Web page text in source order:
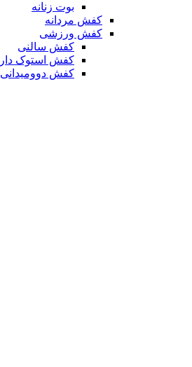
بوت زنانه
کفش مردانه
کفش ورزشی
کفش سالنی
کفش استوک دار
کفش دوومیدانی